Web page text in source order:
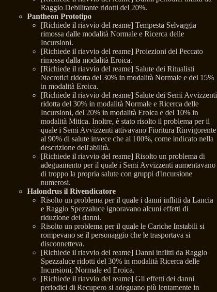
Raggio Debilitante ridotti del 20%.
Pantheon Prototipo
[Richiede il riavvio del reame] Tempesta Selvaggia
rimossa dalle modalità Normale e Ricerca delle
Incursioni.
[Richiede il riavvio del reame] Proiezioni del Peccato
rimossa dalla modalità Eroica.
[Richiede il riavvio del reame] Salute dei Ritualisti
Necrotici ridotta del 30% in modalità Normale e del 15%
in modalità Eroica.
[Richiede il riavvio del reame] Salute dei Semi Avvizzenti
ridotta del 30% in modalità Normale e Ricerca delle
Incursioni, del 20% in modalità Eroica e del 10% in
modalità Mitica. Inoltre, è stato risolto il problema per il
quale i Semi Avvizzenti attivavano Fioritura Rinvigorente
al 90% di salute invece che al 100%, come indicato nella
descrizione dell'abilità.
[Richiede il riavvio del reame] Risolto un problema di
adeguamento per il quale i Semi Avvizzenti aumentavano
di troppo la propria salute con gruppi d'incursione
numerosi.
Halondrus il Rivendicatore
Risolto un problema per il quale i danni inflitti da Lancia
e Raggio Spezzaluce ignoravano alcuni effetti di
riduzione dei danni.
Risolto un problema per il quale le Cariche Instabili si
rompevano se il personaggio che le trasportava si
disconnetteva.
[Richiede il riavvio del reame] Danni inflitti da Raggio
Spezzaluce ridotti del 30% in modalità Ricerca delle
Incursioni, Normale ed Eroica.
[Richiede il riavvio del reame] Gli effetti dei danni
periodici di Recupero si adeguano più lentamente in